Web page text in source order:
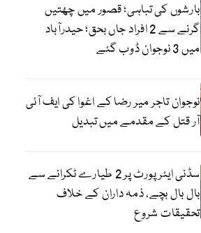
بارشوں کی تباہی؛ قصور میں چھتیں
گرنے سے 2 افراد جاں بحق؛ حیدرآباد
میں 3 نوجوان ڈوب گئے
نوجوان تاجر میر رضا کے اغوا کی ایف آئی
آر قتل کے مقدمے میں تبدیل
سڈنی ایئرپورٹ پر 2 طیارے ٹکرانے سے
بال بال بچے، ذمہ داران کے خلاف
تحقیقات شروع